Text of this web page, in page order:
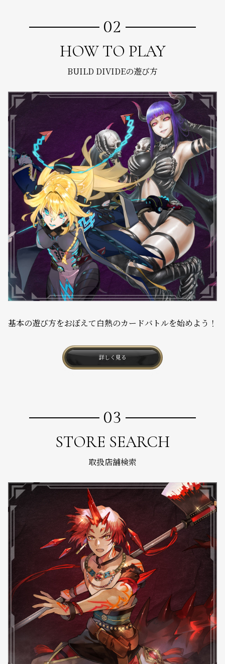
02
HOW TO PLAY
BUILD DIVIDEの遊び方
基本の遊び方をおぼえて白熱のカードバトルを始めよう！
詳しく見る
03
STORE SEARCH
取扱店舗検索